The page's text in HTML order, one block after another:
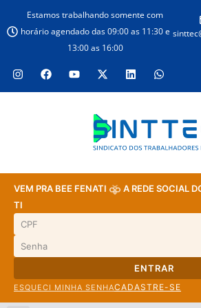
Estamos trabalhando somente com
horário agendado das 09:00 as 11:30 e
13:00 as 16:00
VEM PRA BEE FENATI
A REDE SOCIAL
TI
ENTRAR
ESQUECI MINHA SENHACADASTRE-SE